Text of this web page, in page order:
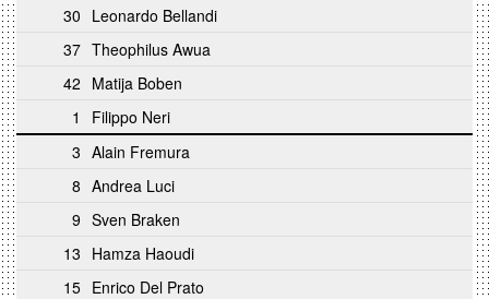
30 Leonardo Bellandi
37 Theophilus Awua
42 Matija Boben
1
Filippo Neri
3 Alain Fremura
8 Andrea Luci
9 Sven Braken
13 Hamza Haoudi
15 Enrico Del Prato